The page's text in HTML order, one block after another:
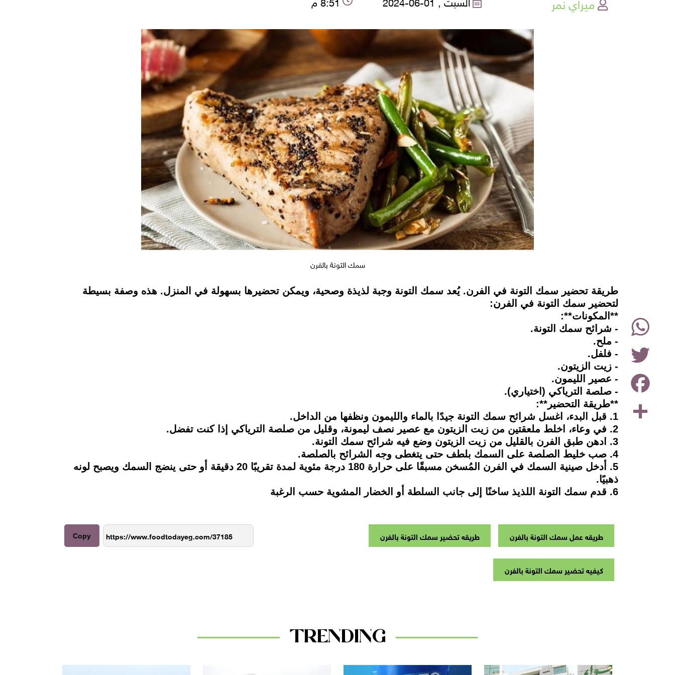
سمك التونة بالفرن
Share
Facebook
Twitter
WhatsApp
instagramطريقة تحضير سمك التونة في الفرن. يُعد سمك التونة وجبة لذيذة وصحية، ويمكن تحضيرها بسهولة في المنزل. هذه وصفة بسيطة
لتحضير سمك التونة في الفرن:
**المكونات**:
- شرائح سمك التونة.
- ملح.
- فلفل.
- زيت الزيتون.
- عصير الليمون.
- صلصة الترياكي (اختياري).
**طريقة التحضير**:
1. قبل البدء، اغسل شرائح سمك التونة جيدًا بالماء والليمون ونظفها من الداخل.
2. في وعاء، اخلط ملعقتين من زيت الزيتون مع عصير نصف ليمونة، وقليل من صلصة الترياكي إذا كنت تفضل.
3. ادهن طبق الفرن بالقليل من زيت الزيتون وضع فيه شرائح سمك التونة.
4. صب خليط الصلصة على السمك بلطف حتى يتغطى وجه الشرائح بالصلصة.
5. أدخل صينية السمك في الفرن المُسخن مسبقًا على حرارة 180 درجة مئوية لمدة تقريبًا 20 دقيقة أو حتى ينضج السمك ويصبح لونه
ذهبيًا.
6. قدم سمك التونة اللذيذ ساخنًا إلى جانب السلطة أو الخضار المشوية حسب الرغبة
طريقه عمل سمك التونة بالفرن طريقه تحضير سمك التونة بالفرن
كيفيه تحضير سمك التونة بالفرن
Copy
TRENDING